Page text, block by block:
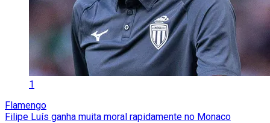
1
Flamengo
Filipe Luís ganha muita moral rapidamente no Monaco